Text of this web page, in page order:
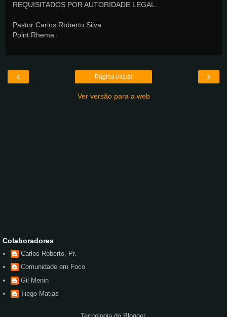
REQUISITADOS POR AUTORIDADE LEGAL.
Pastor Carlos Roberto Silva
Point Rhema
‹ ›
Página inicial
Ver versão para a web
Colaboradores
Carlos Roberto, Pr.
Comunidade em Foco
Gil Menin
Tiego Matias